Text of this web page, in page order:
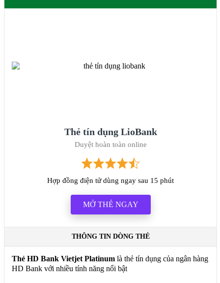
Thẻ tín dụng LioBank
Duyệt hoàn toàn online
Hợp đồng điện tử dùng ngay sau 15 phút
MỞ THẺ NGAY
THÔNG TIN DÒNG THẺ
Thẻ HD Bank Vietjet Platinum là thẻ tín dụng của ngân hàng
HD Bank với nhiều tính năng nổi bật